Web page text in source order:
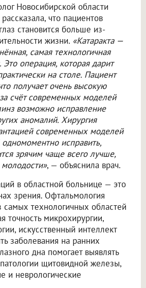
Новосибирской области
что пациентов
становится больше из-
жизни. «Катаракта —
самая технологичная
Это операция, которая дарит
на столе. Пациент
получает очень высокую
счёт современных моделей
возможно исправление
аномалий. Хирургия
современных моделей
одномоментно исправить,
зрячим чаще всего лучше,
, — объяснила врач.
в областной больнице — это
зрения. Офтальмология
самых технологичных областей
точность микрохирургии,
искусственный интеллект
заболевания на ранних
дна помогает выявлять
щитовидной железы,
и неврологические